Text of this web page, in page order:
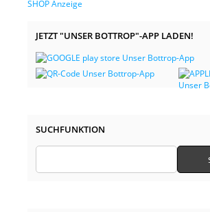
JETZT "UNSER BOTTROP"-APP LADEN!
SUCHFUNKTION